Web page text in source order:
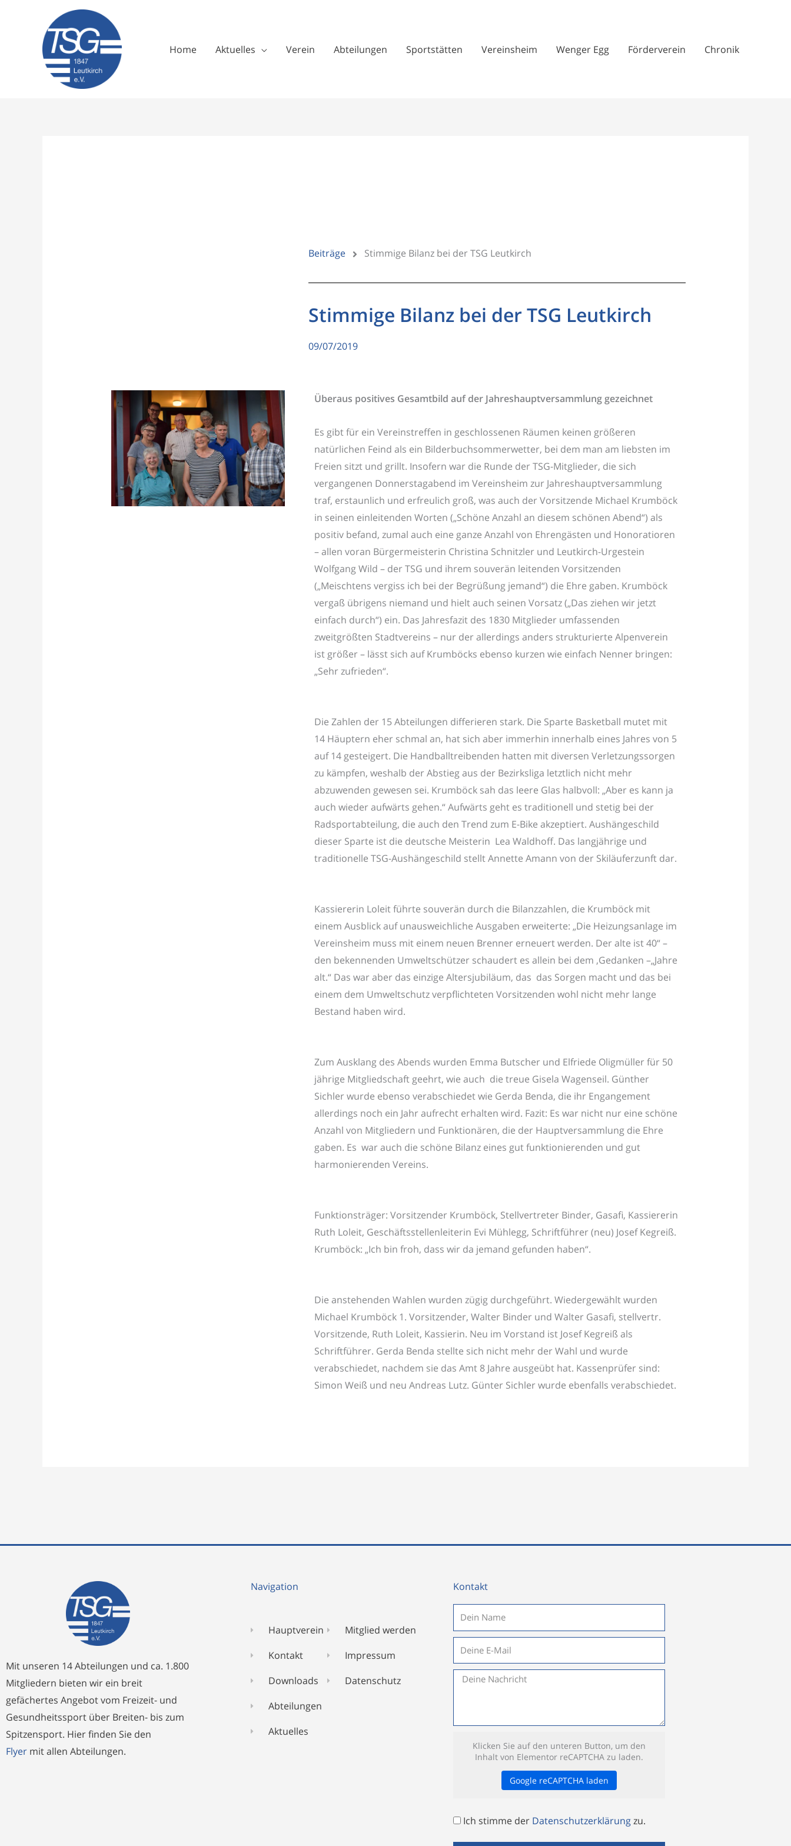
Home Aktuelles Verein Abteilungen Sportstätten Vereinsheim Wenger Egg Förderverein Chronik
Beiträge Stimmige Bilanz bei der TSG Leutkirch
Stimmige Bilanz bei der TSG Leutkirch
09/07/2019
Überaus positives Gesamtbild auf der Jahreshauptversammlung gezeichnet
Es gibt für ein Vereinstreffen in geschlossenen Räumen keinen größeren
natürlichen Feind als ein Bilderbuchsommerwetter, bei dem man am liebsten im
Freien sitzt und grillt. Insofern war die Runde der TSG-Mitglieder, die sich
vergangenen Donnerstagabend im Vereinsheim zur Jahreshauptversammlung
traf, erstaunlich und erfreulich groß, was auch der Vorsitzende Michael Krumböck
in seinen einleitenden Worten („Schöne Anzahl an diesem schönen Abend“) als
positiv befand, zumal auch eine ganze Anzahl von Ehrengästen und Honoratioren
– allen voran Bürgermeisterin Christina Schnitzler und Leutkirch-Urgestein
Wolfgang Wild – der TSG und ihrem souverän leitenden Vorsitzenden
(„Meischtens vergiss ich bei der Begrüßung jemand“) die Ehre gaben. Krumböck
vergaß übrigens niemand und hielt auch seinen Vorsatz („Das ziehen wir jetzt
einfach durch“) ein. Das Jahresfazit des 1830 Mitglieder umfassenden
zweitgrößten Stadtvereins – nur der allerdings anders strukturierte Alpenverein
ist größer – lässt sich auf Krumböcks ebenso kurzen wie einfach Nenner bringen:
„Sehr zufrieden“.
Die Zahlen der 15 Abteilungen differieren stark. Die Sparte Basketball mutet mit
14 Häuptern eher schmal an, hat sich aber immerhin innerhalb eines Jahres von 5
auf 14 gesteigert. Die Handballtreibenden hatten mit diversen Verletzungssorgen
zu kämpfen, weshalb der Abstieg aus der Bezirksliga letztlich nicht mehr
abzuwenden gewesen sei. Krumböck sah das leere Glas halbvoll: „Aber es kann ja
auch wieder aufwärts gehen.“ Aufwärts geht es traditionell und stetig bei der
Radsportabteilung, die auch den Trend zum E-Bike akzeptiert. Aushängeschild
dieser Sparte ist die deutsche Meisterin Lea Waldhoff. Das langjährige und
traditionelle TSG-Aushängeschild stellt Annette Amann von der Skiläuferzunft dar.
Kassiererin Loleit führte souverän durch die Bilanzzahlen, die Krumböck mit
einem Ausblick auf unausweichliche Ausgaben erweiterte: „Die Heizungsanlage im
Vereinsheim muss mit einem neuen Brenner erneuert werden. Der alte ist 40“ –
den bekennenden Umweltschützer schaudert es allein bei dem ‚Gedanken –„Jahre
alt.“ Das war aber das einzige Altersjubiläum, das das Sorgen macht und das bei
einem dem Umweltschutz verpflichteten Vorsitzenden wohl nicht mehr lange
Bestand haben wird.
Zum Ausklang des Abends wurden Emma Butscher und Elfriede Oligmüller für 50
jährige Mitgliedschaft geehrt, wie auch die treue Gisela Wagenseil. Günther
Sichler wurde ebenso verabschiedet wie Gerda Benda, die ihr Engangement
allerdings noch ein Jahr aufrecht erhalten wird. Fazit: Es war nicht nur eine schöne
Anzahl von Mitgliedern und Funktionären, die der Hauptversammlung die Ehre
gaben. Es war auch die schöne Bilanz eines gut funktionierenden und gut
harmonierenden Vereins.
Funktionsträger: Vorsitzender Krumböck, Stellvertreter Binder, Gasafi, Kassiererin
Ruth Loleit, Geschäftsstellenleiterin Evi Mühlegg, Schriftführer (neu) Josef Kegreiß.
Krumböck: „Ich bin froh, dass wir da jemand gefunden haben“.
Die anstehenden Wahlen wurden zügig durchgeführt. Wiedergewählt wurden
Michael Krumböck 1. Vorsitzender, Walter Binder und Walter Gasafi, stellvertr.
Vorsitzende, Ruth Loleit, Kassierin. Neu im Vorstand ist Josef Kegreiß als
Schriftführer. Gerda Benda stellte sich nicht mehr der Wahl und wurde
verabschiedet, nachdem sie das Amt 8 Jahre ausgeübt hat. Kassenprüfer sind:
Simon Weiß und neu Andreas Lutz. Günter Sichler wurde ebenfalls verabschiedet.
Mit unseren 14 Abteilungen und ca. 1.800
Mitgliedern bieten wir ein breit
gefächertes Angebot vom Freizeit- und
Gesundheitssport über Breiten- bis zum
Spitzensport. Hier finden Sie den
Flyer mit allen Abteilungen.
Navigation
Hauptverein
Kontakt
Downloads
Abteilungen
Aktuelles
Mitglied werden
Impressum
Datenschutz
Kontakt
Name
Mail
Nachricht
Klicken Sie auf den unteren Button, um den
Inhalt von Elementor reCAPTCHA zu laden.
Google reCAPTCHA laden
Datenschutz
Ich stimme der Datenschutzerklärungzu.